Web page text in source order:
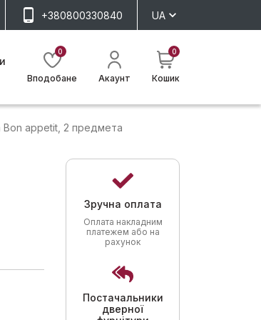
+380800330840 UA
0
Вподобане Акаунт
0
Кошик
appetit, 2 предмета
Зручна оплата
Оплата накладним
платежем або на
рахунок
Постачальники
дверної